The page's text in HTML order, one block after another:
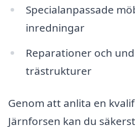
Specialanpassade
inredningar
Reparationer och
trästrukturer
Genom att anlita en
Järnforsen kan du